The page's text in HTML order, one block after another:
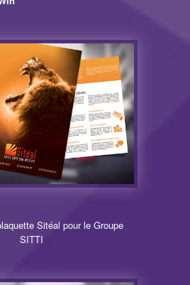
Sitéal pour le Groupe
SITTI